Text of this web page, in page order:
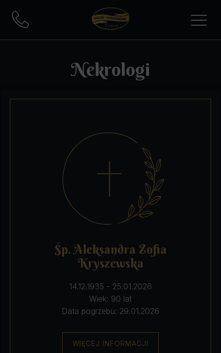
Nekrologi
Śp. Aleksandra Zofia
Kryszewska
14.12.1935 - 25.01.2026
Wiek: 90 lat
Data pogrzebu: 29.01.2026
WIĘCEJ INFORMACJI